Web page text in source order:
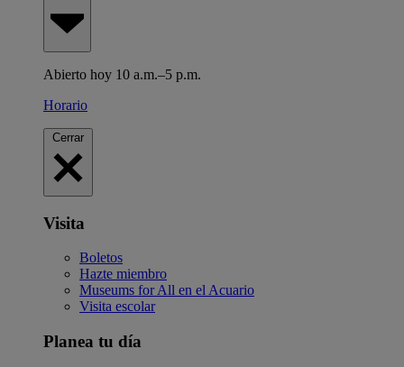
Abierto hoy 10 a.m.–5 p.m.
Horario
Cerrar
Visita
Boletos
Hazte miembro
Museums for All en el Acuario
Visita escolar
Planea tu día